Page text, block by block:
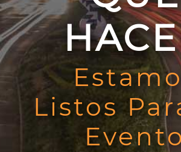
Listos
Evento